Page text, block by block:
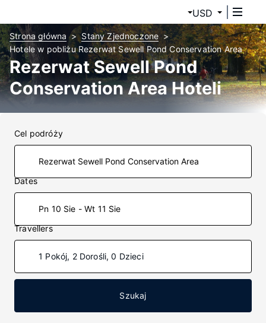
USD
Strona główna
Stany Zjednoczone
Hotele w pobliżu Rezerwat Sewell Pond Conservation Area
Rezerwat Sewell Pond
Conservation Area Hoteli
Cel podróży
Dates
Pn 10 Sie - Wt 11 Sie
Travellers
1 Pokój, 2 Dorośli, 0 Dzieci
Szukaj